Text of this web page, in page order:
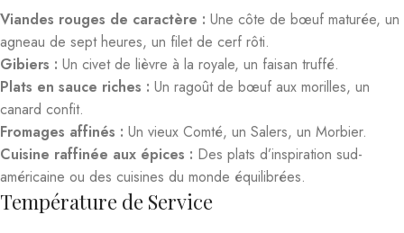
Viandes rouges de caractère : Une côte de bœuf maturée, un
agneau de sept heures, un filet de cerf rôti.
Gibiers : Un civet de lièvre à la royale, un faisan truffé.
Plats en sauce riches : Un ragoût de bœuf aux morilles, un
canard confit.
Fromages affinés : Un vieux Comté, un Salers, un Morbier.
Cuisine raffinée aux épices : Des plats d’inspiration sud-
américaine ou des cuisines du monde équilibrées.
Température de Service